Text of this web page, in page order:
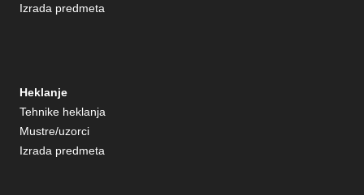
Izrada predmeta
Heklanje
Tehnike heklanja
Mustre/uzorci
Izrada predmeta